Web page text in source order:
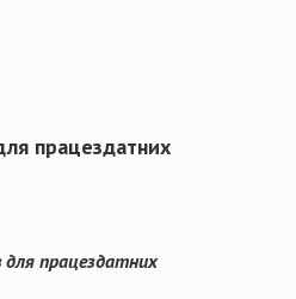
працездатних
для працездатних